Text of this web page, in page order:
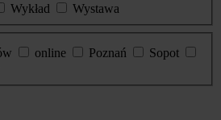
Wykład
Wystawa
online Poznań
Sopot